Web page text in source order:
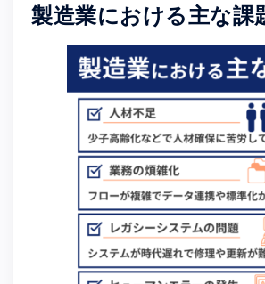
製造業における主な課